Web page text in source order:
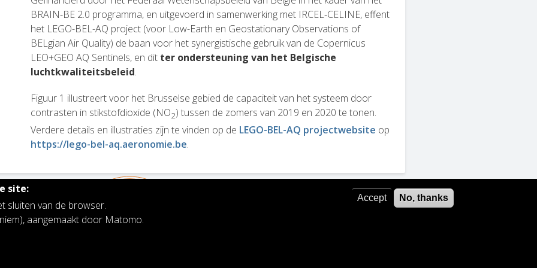
BRAIN-BE 2.0 programma, en uitgevoerd in samenwerking met IRCEL-CELINE, effent
het LEGO-BEL-AQ project (voor Low-Earth en Geostationary Observations of
BELgian Air Quality) de baan voor het synergistische gebruik van de Copernicus
LEO+GEO AQ Sentinels, en dit ter ondersteuning van het Belgische
luchtkwaliteitsbeleid.
Figuur 1 illustreert voor het Brusselse gebied de capaciteit van het systeem door
contrasten in stikstofdioxide (NO2) tussen de zomers van 2019 en 2020 te tonen.
Verdere details en illustraties zijn te vinden op de LEGO-BEL-AQ projectwebsite op
https://lego-bel-aq.aeronomie.be.
site:
sluiten van de browser.
aangemaakt door Matomo.
Accept No, thanks